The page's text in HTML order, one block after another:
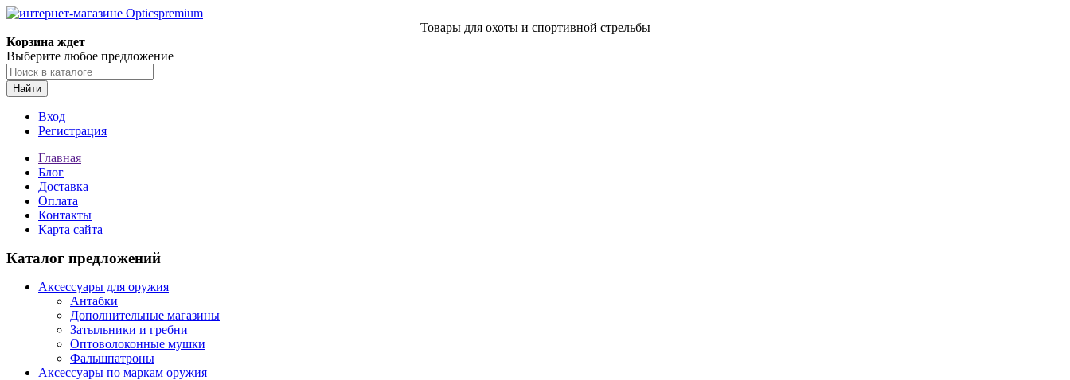
Товары для охоты и спортивной стрельбы
Корзина ждет
Выберите любое предложение
Найти
Вход
Регистрация
Главная
Блог
Доставка
Оплата
Контакты
Карта сайта
Каталог предложений
Аксессуары для оружия
Антабки
Дополнительные магазины
Затыльники и гребни
Оптоволоконные мушки
Фальшпатроны
Аксессуары по маркам оружия